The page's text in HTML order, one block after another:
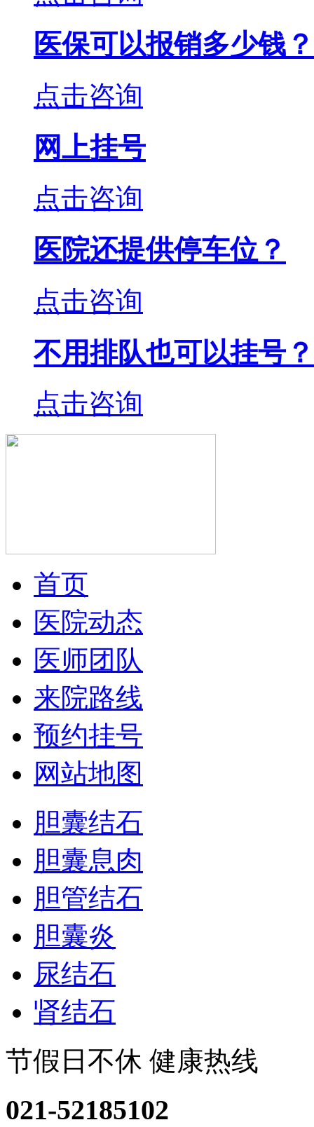
医保可以报销多少钱？
点击咨询
网上挂号
点击咨询
医院还提供停车位？
点击咨询
不用排队也可以挂号？
点击咨询
首页
医院动态
医师团队
来院路线
预约挂号
网站地图
胆囊结石
胆囊息肉
胆管结石
胆囊炎
尿结石
肾结石
节假日不休 健康热线
021-52185102